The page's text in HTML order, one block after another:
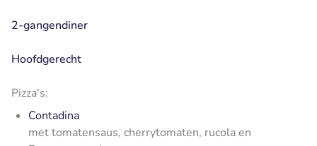
2-gangendiner
Hoofdgerecht
Pizza's:
Contadina
met tomatensaus, cherrytomaten, rucola en